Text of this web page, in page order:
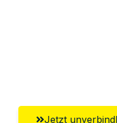
Jetzt